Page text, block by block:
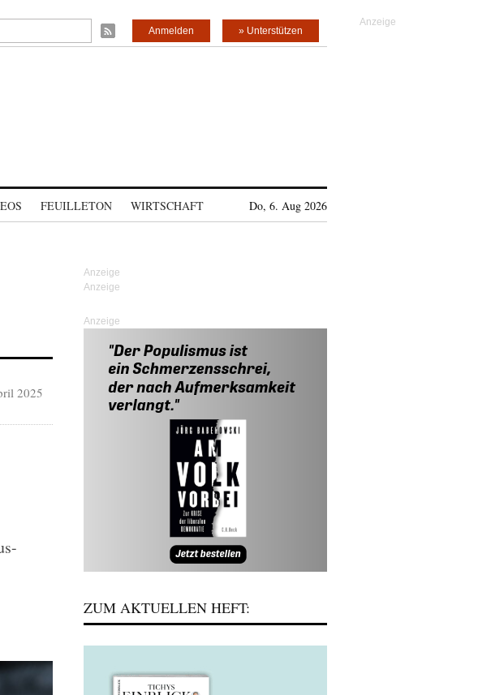
» Unterstützen
Anmelden
FEUILLETON WIRTSCHAFT Do, 6. Aug 2026
2025
Anzeige
ZUM AKTUELLEN HEFT: